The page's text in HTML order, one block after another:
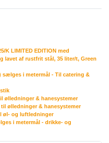
K LIMITED EDITION med
lavet af rustfrit stål, 35 liter/t, Green
sælges i metermål - Til catering &
ølledninger & hanesystemer
ølledninger & hanesystemer
øl- og luftledninger
i metermål - drikke- og